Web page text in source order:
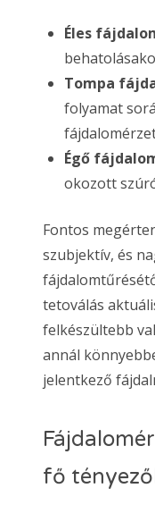
Éles
Tompa
folyamat
Égő
okozott
Fontos
szubjektív, és
tetoválás
felkészültebb
annál
jelentkező
fő